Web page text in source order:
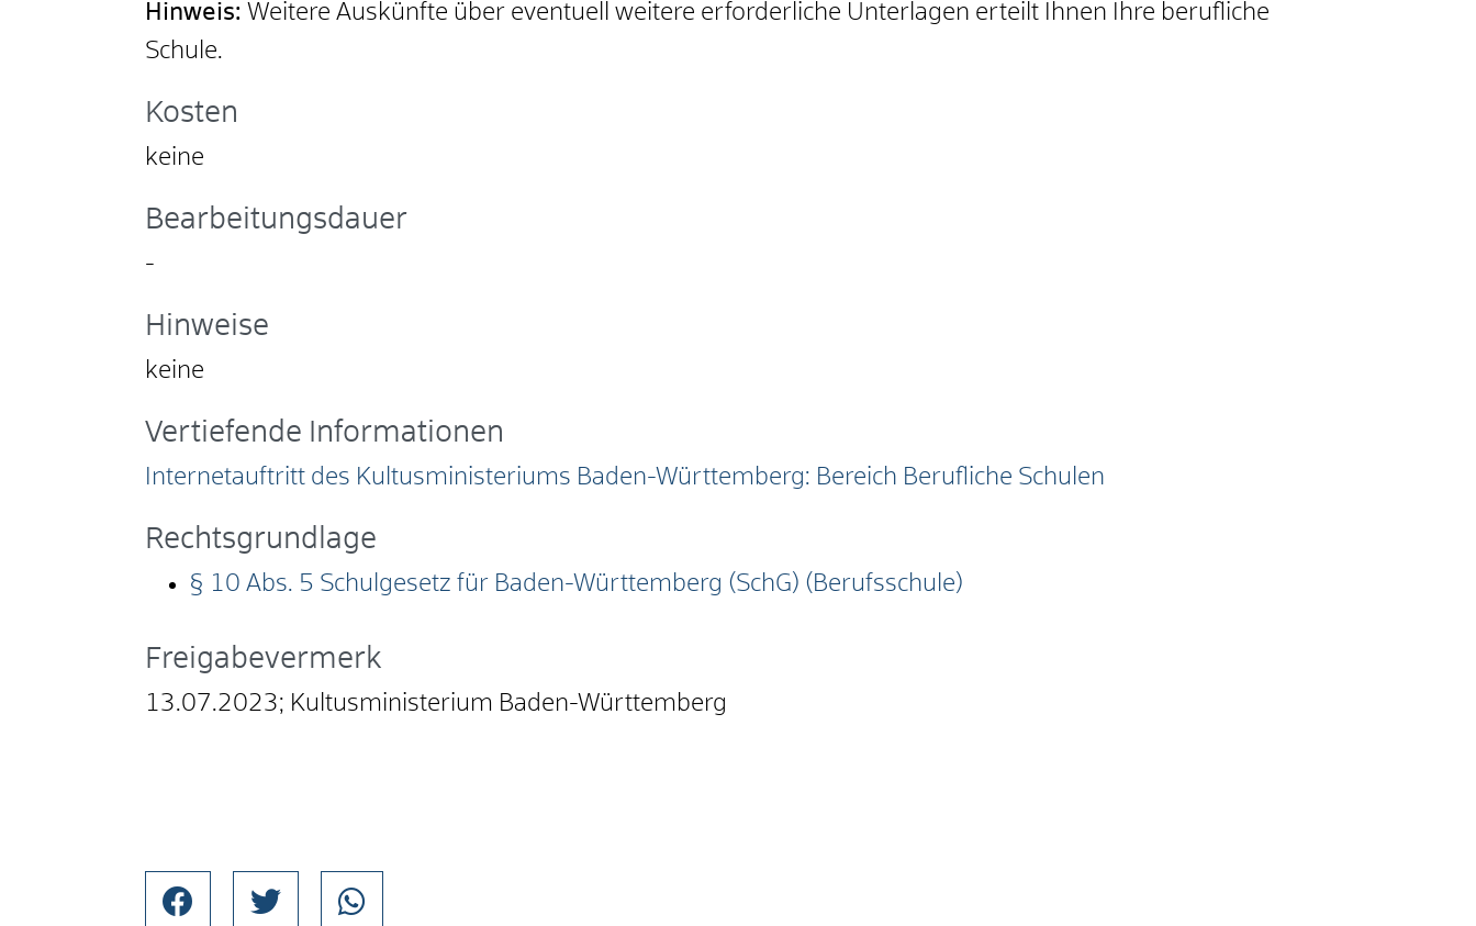
Hinweis: Weitere Auskünfte über eventuell weitere erforderliche Unterlagen erteilt Ihnen Ihre berufliche
Schule.
Kosten
keine
Bearbeitungsdauer
-
Hinweise
keine
Vertiefende Informationen
Internetauftritt des Kultusministeriums Baden-Württemberg: Bereich Berufliche Schulen
Rechtsgrundlage
§ 10 Abs. 5 Schulgesetz für Baden-Württemberg (SchG) (Berufsschule)
Freigabevermerk
13.07.2023; Kultusministerium Baden-Württemberg